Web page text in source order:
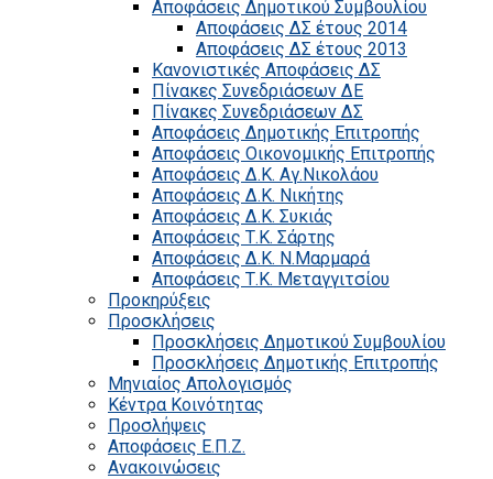
Αποφάσεις Δημοτικού Συμβουλίου
Αποφάσεις ΔΣ έτους 2014
Αποφάσεις ΔΣ έτους 2013
Κανονιστικές Αποφάσεις ΔΣ
Πίνακες Συνεδριάσεων ΔΕ
Πίνακες Συνεδριάσεων ΔΣ
Αποφάσεις Δημοτικής Επιτροπής
Αποφάσεις Οικονομικής Επιτροπής
Αποφάσεις Δ.Κ. Αγ.Νικολάου
Αποφάσεις Δ.Κ. Νικήτης
Αποφάσεις Δ.Κ. Συκιάς
Αποφάσεις Τ.Κ. Σάρτης
Αποφάσεις Δ.Κ. Ν.Μαρμαρά
Αποφάσεις Τ.Κ. Μεταγγιτσίου
Προκηρύξεις
Προσκλήσεις
Προσκλήσεις Δημοτικού Συμβουλίου
Προσκλήσεις Δημοτικής Επιτροπής
Μηνιαίος Απολογισμός
Κέντρα Κοινότητας
Προσλήψεις
Αποφάσεις Ε.Π.Ζ.
Ανακοινώσεις